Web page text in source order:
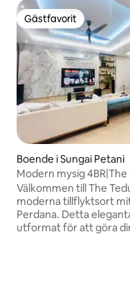
Gästfavorit
Gästfavorit
Boende i Sungai Petani
Modern mysig
+ Cinema Sound
Välkommen till The
moderna tillflyktsort
Perdana. Detta eleganta boende är
utformat för att göra